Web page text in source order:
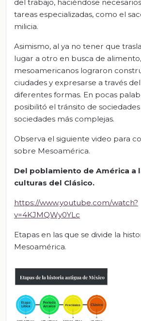
del trabajo, haciéndose
tareas especializadas, como el
milicia.
Asimismo, al ya no tener que
lugar a otro en busca de
mesoamericanos lograron
ciudades y expresarse a través
diferentes formas. En pocas
posibilitó el tránsito de
sociedades más complejas.
Observa el siguiente video para
sobre Mesoamérica.
Del poblamiento de América a
culturas del Clásico.
https://www.youtube.com/watch?
v=4KJMQWy0YLc
Etapas en las que se divide la
Mesoamérica.